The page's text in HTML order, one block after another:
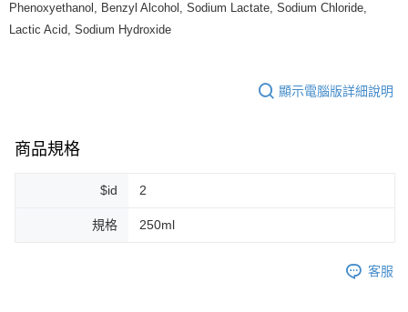
宅配
每筆NT$100，滿NT$999(含以上)免運費
免運費
Phenoxyethanol, Benzyl Alcohol, Sodium Lactate, Sodium Chloride,
Lactic Acid, Sodium Hydroxide
顯示電腦版詳細說明
商品規格
$id 2
規格 250ml
客服